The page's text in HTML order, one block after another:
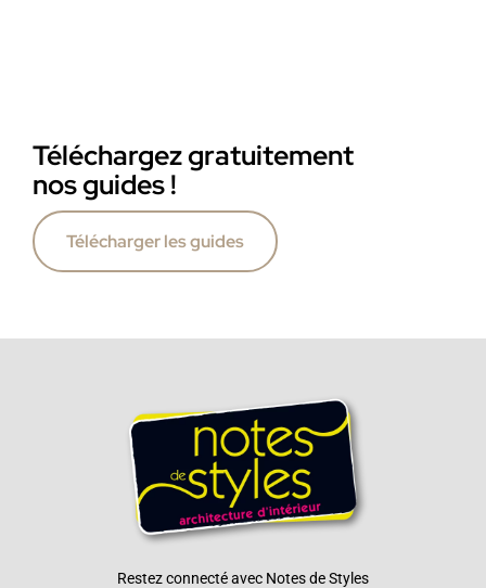
Téléchargez gratuitement
nos guides !
Télécharger les guides
Restez connecté avec Notes de Styles